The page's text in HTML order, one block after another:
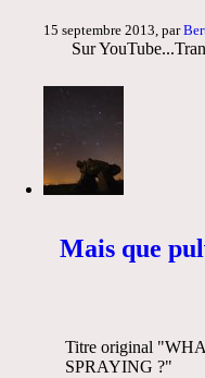
15 septembre 2013, par
Sur
Mais que
Titre original
SPRAYING ?"